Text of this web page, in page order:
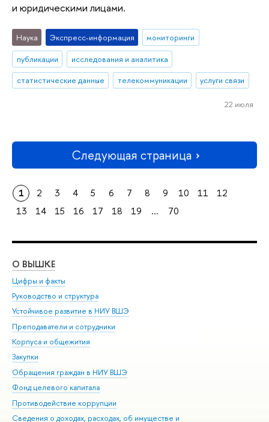
и юридическими лицами.
Наука Экспресс-информация
мониторинги
публикации
исследования и аналитика
статистические данные
телекоммуникации услуги связи
22 июля
Следующая страница
1 2 3 4 5 6 7 8 9 10 11
12
13
14 15 16 17 18 19 ... 70
О ВЫШКЕ
Цифры и факты
Руководство и структура
Устойчивое развитие в НИУ ВШЭ
Преподаватели и сотрудники
Корпуса и общежития
Закупки
Обращения граждан в НИУ ВШЭ
Фонд целевого капитала
Противодействие коррупции
Сведения о доходах, расходах, об имуществе и